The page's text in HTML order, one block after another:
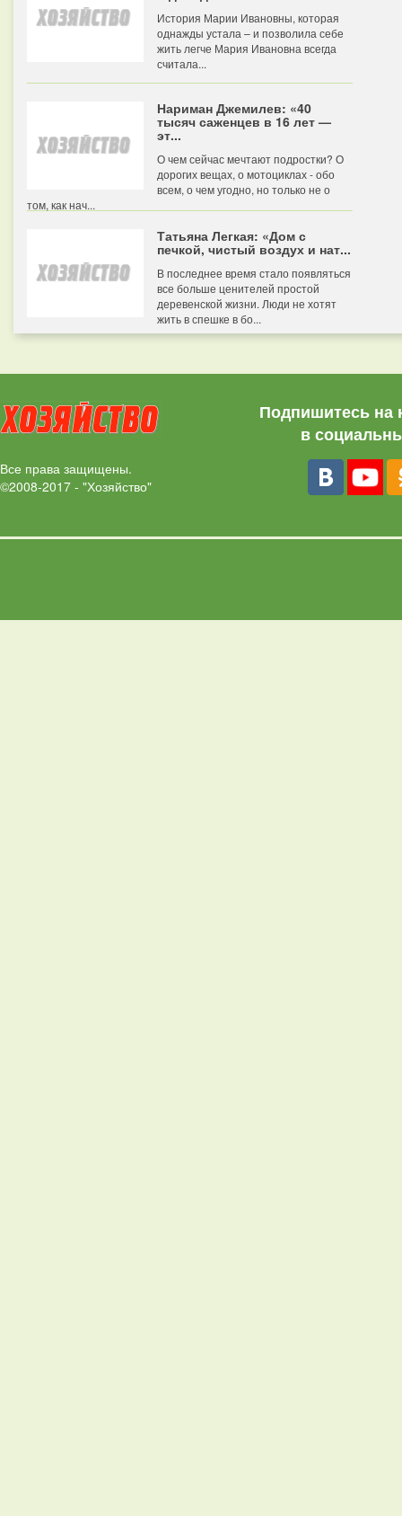
История Марии Ивановны, которая
однажды устала – и позволила себе
жить легче Мария Ивановна всегда
считала...
Нариман Джемилев: «40
тысяч саженцев в 16 лет —
эт...
О чем сейчас мечтают подростки? О
дорогих вещах, о мотоциклах - обо
всем, о чем угодно, но только не о
том, как нач...
Татьяна Легкая: «Дом с
печкой, чистый воздух и нат...
В последнее время стало появляться
все больше ценителей простой
деревенской жизни. Люди не хотят
жить в спешке в бо...
Все права защищены.
©2008-2017 - "Хозяйство"
Подпишитесь на
в